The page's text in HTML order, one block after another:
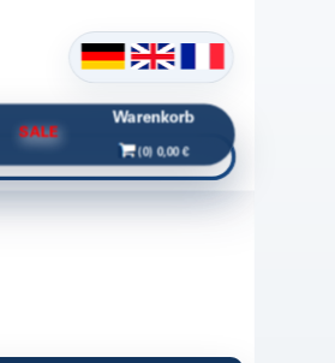
SALE
Warenkorb
(0) 0,00 €